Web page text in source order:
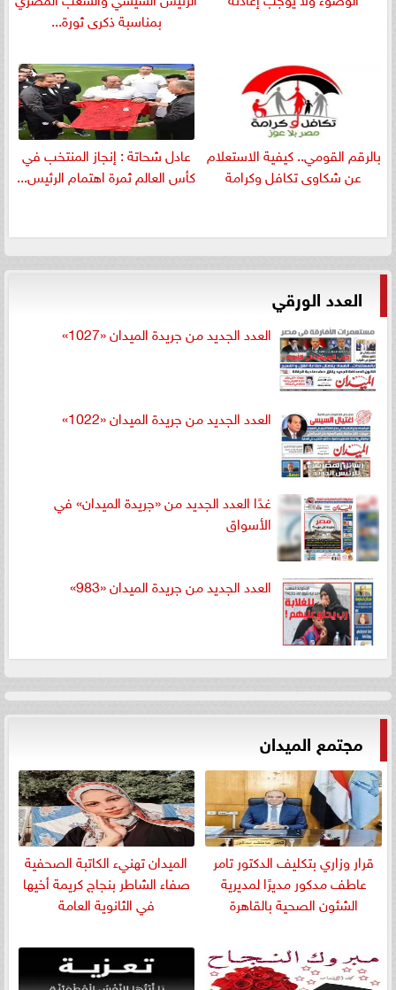
بمناسبة ذكرى ثورة...
بالرقم القومي.. كيفية الاستعلام
عن شكاوى تكافل وكرامة
عادل شحاتة : إنجاز المنتخب في
كأس العالم ثمرة اهتمام الرئيس...
العدد الورقي
العدد الجديد من جريدة الميدان «1027»
العدد الجديد من جريدة الميدان «1022»
غدًا العدد الجديد من «جريدة الميدان» في
الأسواق
العدد الجديد من جريدة الميدان «983»
مجتمع الميدان
قرار وزاري بتكليف الدكتور تامر
عاطف مدكور مديرًا لمديرية
الشئون الصحية بالقاهرة
الميدان تهنيء الكاتبة الصحفية
صفاء الشاطر بنجاج كريمة أخيها
في الثانوية العامة